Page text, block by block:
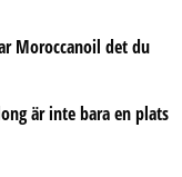
Moroccanoil det du
är inte bara en plats